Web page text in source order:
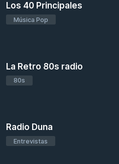
Los 40 Principales
Música Pop
La Retro 80s radio
80s
Radio Duna
Entrevistas